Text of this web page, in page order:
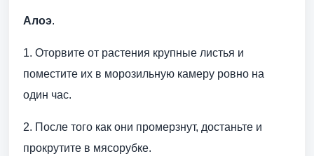
Алоэ.
1. Оторвите от растения крупные листья и
поместите их в морозильную камеру ровно на
один час.
2. После того как они промерзнут, достаньте и
прокрутите в мясорубке.